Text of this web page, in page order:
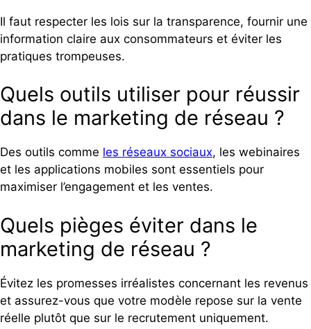
Il faut respecter les lois sur la transparence, fournir une
information claire aux consommateurs et éviter les
pratiques trompeuses.
Quels outils utiliser pour réussir
dans le marketing de réseau ?
Des outils comme les réseaux sociaux, les webinaires
et les applications mobiles sont essentiels pour
maximiser l’engagement et les ventes.
Quels pièges éviter dans le
marketing de réseau ?
Évitez les promesses irréalistes concernant les revenus
et assurez-vous que votre modèle repose sur la vente
réelle plutôt que sur le recrutement uniquement.